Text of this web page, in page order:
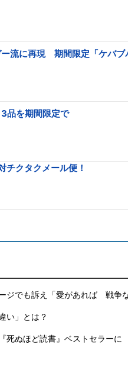
流に再現 期間限定「ケバブ
品を期間限定で
でも訴え「愛があれば 戦争な
い」とは？
ぬほど読書』ベストセラーに